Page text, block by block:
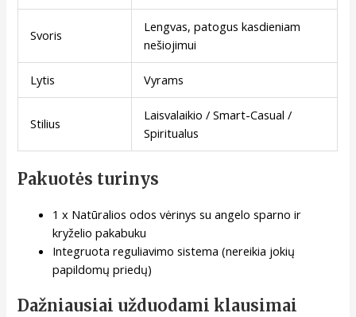
Svoris
Lengvas, patogus kasdieniam
nešiojimui
Lytis Vyrams
Stilius
Laisvalaikio / Smart-Casual /
Spiritualus
Pakuotės turinys
1 x Natūralios odos vėrinys su angelo sparno ir
kryželio pakabuku
Integruota reguliavimo sistema (nereikia jokių
papildomų priedų)
Dažniausiai užduodami klausimai